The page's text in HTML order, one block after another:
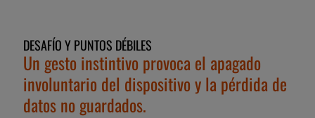
DESAFÍO Y PUNTOS DÉBILES
Un gesto instintivo provoca el apagado
involuntario del dispositivo y la pérdida de
datos no guardados.